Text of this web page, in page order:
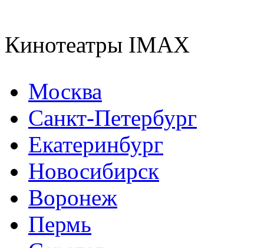
Кинотеатры IMAX
Москва
Санкт-Петербург
Екатеринбург
Новосибирск
Воронеж
Пермь